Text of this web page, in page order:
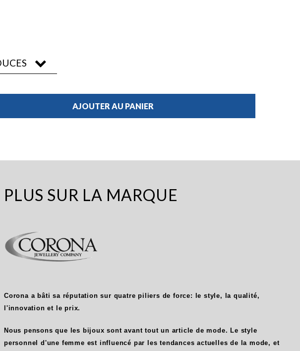
AJOUTER AU PANIER
PLUS SUR LA MARQUE
Corona a bâti sa réputation sur quatre piliers de force: le style, la qualité,
l'innovation et le prix.
Nous pensons que les bijoux sont avant tout un article de mode. Le style
personnel d'une femme est influencé par les tendances actuelles de la mode, et